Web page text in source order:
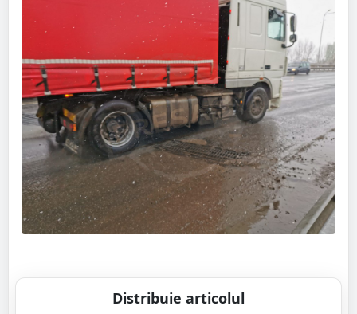
Distribuie articolul